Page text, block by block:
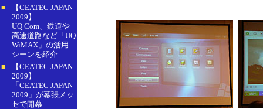
■
【CEATEC JAPAN
2009】
UQ Com、鉄道や
高速道路など「UQ
WiMAX」の活用
シーンを紹介
■
【CEATEC JAPAN
2009】
「CEATEC JAPAN
2009」が幕張メッ
セで開幕